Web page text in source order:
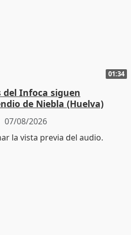
01:34
del Infoca siguen
de Niebla (Huelva)
07/08/2026